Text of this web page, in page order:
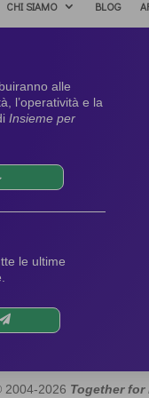
CHI SIAMO BLOG
alle
l’operatività e la
Insieme per
le ultime
2004-2026 Together for